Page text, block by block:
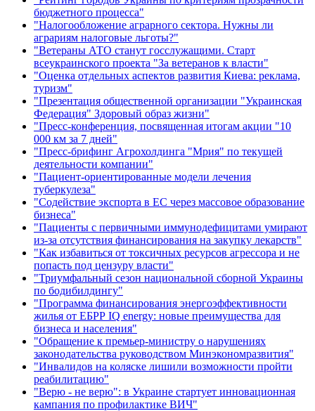
бюджетного процесса"
"Налогообложение аграрного сектора. Нужны ли
аграриям налоговые льготы?"
"Ветераны АТО станут госслужащими. Старт
всеукраинского проекта "За ветеранов к власти"
"Оценка отдельных аспектов развития Киева: реклама,
туризм"
"Презентация общественной организации "Украинская
Федерация" Здоровый образ жизни"
"Пресс-конференция, посвященная итогам акции "10
000 км за 7 дней"
"Пресс-брифинг Агрохолдинга "Мрия" по текущей
деятельности компании"
"Пациент-ориентированные модели лечения
туберкулеза"
"Содействие экспорта в ЕС через массовое образование
бизнеса"
"Пациенты с первичными иммунодефицитами умирают
из-за отсутствия финансирования на закупку лекарств"
"Как избавиться от токсичных ресурсов агрессора и не
попасть под цензуру власти"
"Триумфальный сезон национальной сборной Украины
по бодибилдингу"
"Программа финансирования энергоэффективности
жилья от ЕБРР IQ energy: новые преимущества для
бизнеса и населения"
"Обращение к премьер-министру о нарушениях
законодательства руководством Минэкономразвития"
"Инвалидов на коляске лишили возможности пройти
реабилитацию"
"Верю - не верю": в Украине стартует инновационная
кампания по профилактике ВИЧ"